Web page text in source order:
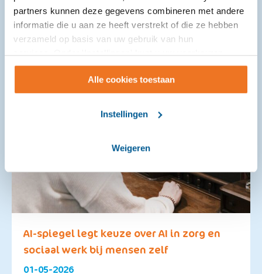
partners kunnen deze gegevens combineren met andere
informatie die u aan ze heeft verstrekt of die ze hebben
verzameld op basis van uw gebruik van hun
services. Onder 'Instellingen' kunt u uw voorkeuren
wijzigen.
Alle cookies toestaan
Instellingen
Weigeren
AI-spiegel legt keuze over AI in zorg en
sociaal werk bij mensen zelf
01-05-2026